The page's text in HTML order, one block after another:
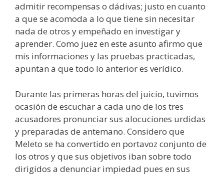
admitir recompensas o dádivas; justo en cuanto
a que se acomoda a lo que tiene sin necesitar
nada de otros y empeñado en investigar y
aprender. Como juez en este asunto afirmo que
mis informaciones y las pruebas practicadas,
apuntan a que todo lo anterior es verídico.
Durante las primeras horas del juicio, tuvimos
ocasión de escuchar a cada uno de los tres
acusadores pronunciar sus alocuciones urdidas
y preparadas de antemano. Considero que
Meleto se ha convertido en portavoz conjunto de
los otros y que sus objetivos iban sobre todo
dirigidos a denunciar impiedad pues en sus